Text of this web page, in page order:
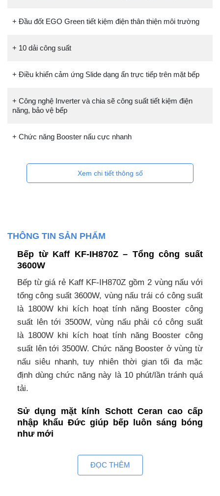
+ Đầu đốt EGO Green tiết kiệm điện thân thiện môi trường
+ 10 dải công suất
+ Điều khiển cảm ứng Slide dạng ẩn trực tiếp trên mặt bếp
+ Công nghệ Inverter và chia sẽ công suất tiết kiệm điện
năng, bảo vệ bếp
+ Chức năng Booster nấu cực nhanh
Xem chi tiết thông số
THÔNG TIN SẢN PHẨM
Bếp từ Kaff KF-IH870Z – Tổng công suất
3600W
Bếp từ giá rẻ Kaff KF-IH870Z gồm 2 vùng nấu với
tổng công suất 3600W, vùng nấu trái có công suất
là 1800W khi kích hoạt tính năng Booster công
suất lên tới 3500W, vùng nấu phải có công suất
là 1800W khi kích hoạt tính năng Booster công
suất lên tới 3500W. Chức năng Booster ở vùng từ
nấu siêu nhanh, tuy nhiên thời gian tối đa mặc
định dùng chức năng này là 10 phút/lần tránh quá
tải.
Sử dụng mặt kính Schott Ceran cao cấp
nhập khẩu Đức giúp bếp luôn sáng bóng
như mới
Ceran được làm từ chất liệu gốm thủy tinh có khả
năng chịu lực va đập và sốc nhiệt tới 1000 độ C,
ĐỌC THÊM